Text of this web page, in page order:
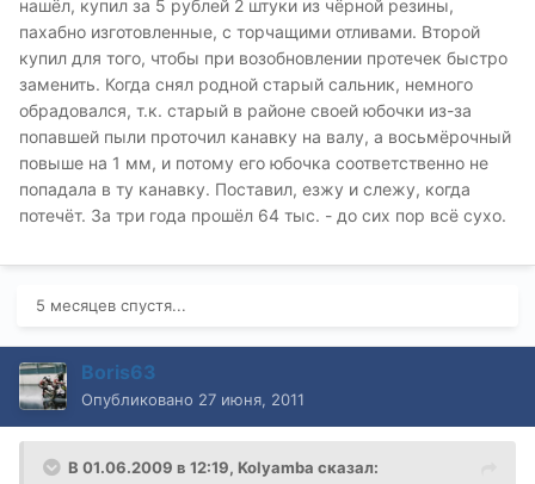
нашёл, купил за 5 рублей 2 штуки из чёрной резины,
пахабно изготовленные, с торчащими отливами. Второй
купил для того, чтобы при возобновлении протечек быстро
заменить. Когда снял родной старый сальник, немного
обрадовался, т.к. старый в районе своей юбочки из-за
попавшей пыли проточил канавку на валу, а восьмёрочный
повыше на 1 мм, и потому его юбочка соответственно не
попадала в ту канавку. Поставил, езжу и слежу, когда
потечёт. За три года прошёл 64 тыс. - до сих пор всё сухо.
5 месяцев спустя...
Boris63
Опубликовано 27 июня, 2011
В 01.06.2009 в 12:19, Kolyamba сказал: